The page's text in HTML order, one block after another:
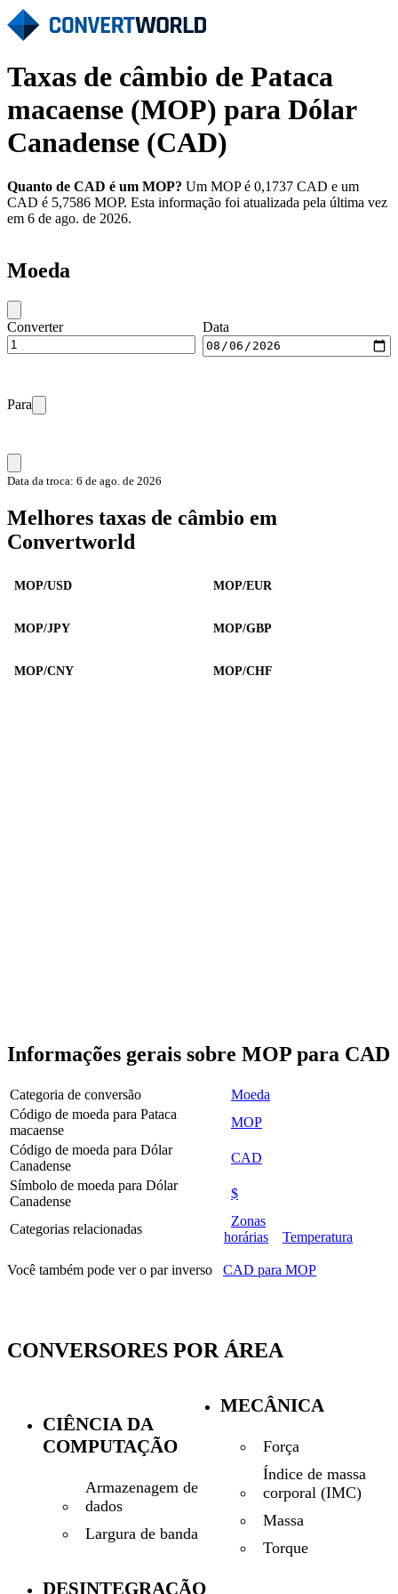
Taxas de câmbio de Pataca
macaense (MOP) para Dólar
Canadense (CAD)
Quanto de CAD é um MOP? Um MOP é 0,1737 CAD e um
CAD é 5,7586 MOP. Esta informação foi atualizada pela última vez
em 6 de ago. de 2026.
Moeda
Converter Data
Para
Data da troca: 6 de ago. de 2026
Melhores taxas de câmbio em
Convertworld
MOP/USD MOP/EUR
MOP/JPY MOP/GBP
MOP/CNY MOP/CHF
Informações gerais sobre MOP para CAD
Categoria de conversão
Moeda
Código de moeda para Pataca
macaense
MOP
Código de moeda para Dólar
Canadense
CAD
Símbolo de moeda para Dólar
Canadense
$
Categorias relacionadas
Zonas
horárias
Temperatura
Você também pode ver o par inverso CAD para MOP
CONVERSORES POR ÁREA
CIÊNCIA DA
COMPUTAÇÃO
Armazenagem de
dados
Largura de banda
DESINTEGRAÇÃO
MECÂNICA
Força
Índice de massa
corporal (IMC)
Massa
Torque